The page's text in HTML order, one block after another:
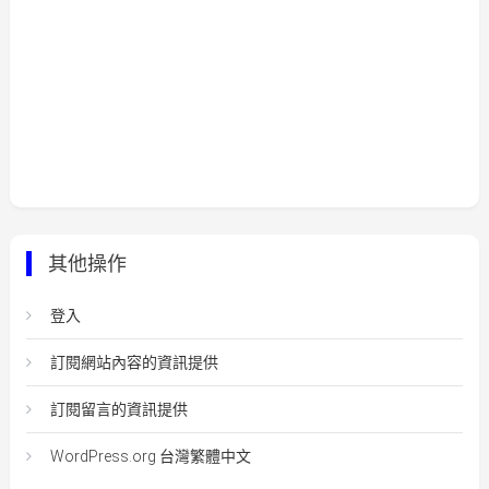
其他操作
登入
訂閱網站內容的資訊提供
訂閱留言的資訊提供
WordPress.org 台灣繁體中文